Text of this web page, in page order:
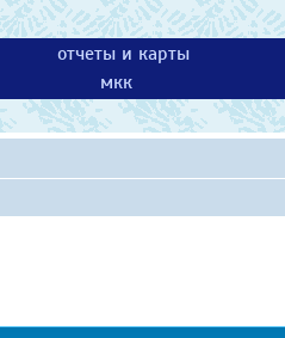
отчеты и карты
мкк